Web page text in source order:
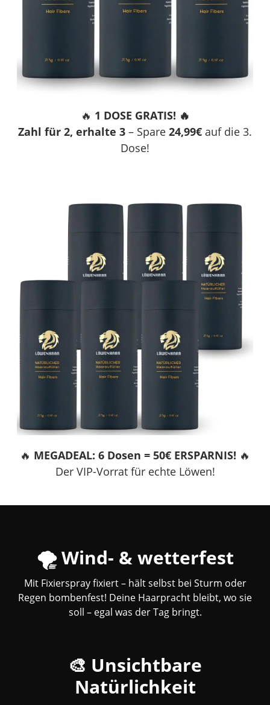
🔥 1 DOSE GRATIS! 🔥
Zahl für 2, erhalte 3 – Spare 24,99€ auf die 3.
Dose!
🔥 MEGADEAL: 6 Dosen = 50€ ERSPARNIS! 🔥
Der VIP-Vorrat für echte Löwen!
🌪️ Wind- & wetterfest
Mit Fixierspray fixiert – hält selbst bei Sturm oder
Regen bombenfest! Deine Haarpracht bleibt, wo sie
soll – egal was der Tag bringt.
🎨 Unsichtbare
Natürlichkeit